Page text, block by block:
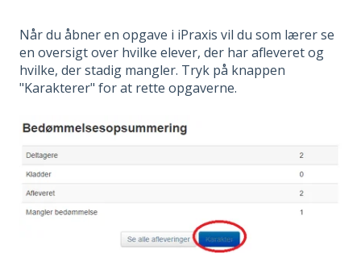
Når du åbner en opgave i iPraxis vil du som lærer se
en oversigt over hvilke elever, der har afleveret og
hvilke, der stadig mangler. Tryk på knappen
"Karakterer" for at rette opgaverne.